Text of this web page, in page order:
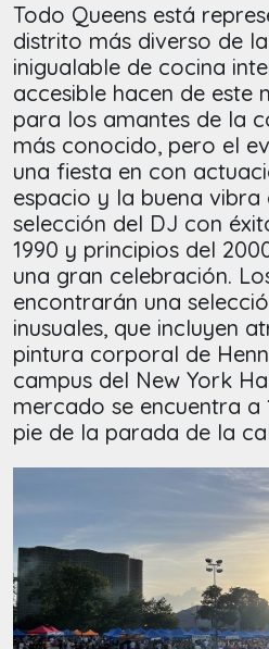
Todo Queens está
distrito más diverso de
inigualable de cocina
accesible hacen de este
para los amantes de la
más conocido, pero el
una fiesta en con
espacio y la buena
selección del DJ con
1990 y principios del
una gran celebración.
encontrarán una
inusuales, que incluyen
pintura corporal de
campus del New York
mercado se encuentra a
pie de la parada de la